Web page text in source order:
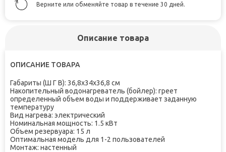
Верните или обменяйте товар в течение 30 дней.
Описание товара
ОПИСАНИЕ ТОВАРА
Габариты (Ш Г В): 36,8x34x36,8 см
Накопительный водонагреватель (бойлер): греет
определенный объем воды и поддерживает заданную
температуру
Вид нагрева: электрический
Номинальная мощность: 1.5 кВт
Объем резервуара: 15 л
Оптимальная модель для 1-2 пользователей
Монтаж: настенный